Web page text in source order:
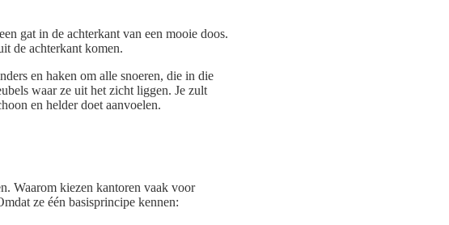
gat in de achterkant van een mooie doos.
de achterkant komen.
en haken om alle snoeren, die in die
waar ze uit het zicht liggen. Je zult
en helder doet aanvoelen.
Waarom kiezen kantoren vaak voor
ze één basisprincipe kennen: